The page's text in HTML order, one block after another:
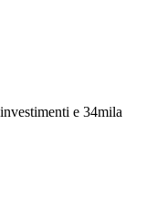
e 34mila